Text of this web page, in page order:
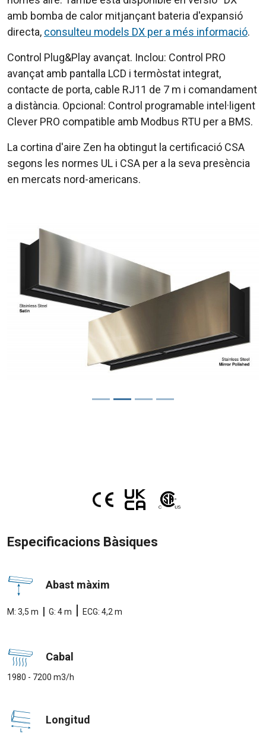
amb bomba de calor mitjançant bateria d'expansió
directa, consulteu models DX per a més informació.
Control Plug&Play avançat. Inclou: Control PRO
avançat amb pantalla LCD i termòstat integrat,
contacte de porta, cable RJ11 de 7 m i comandament
a distància. Opcional: Control programable intel·ligent
Clever PRO compatible amb Modbus RTU per a BMS.
La cortina d'aire Zen ha obtingut la certificació CSA
segons les normes UL i CSA per a la seva presència
en mercats nord-americans.
Especificacions Bàsiques
Abast màxim
M: 3,5 m | G: 4 m | ECG: 4,2 m
Cabal
1980 - 7200 m3/h
Longitud